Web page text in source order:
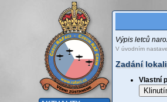
Výpis letců
V úvodním
Zadání
Vlastní